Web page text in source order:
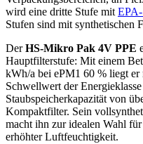
wird eine dritte Stufe mit
Stufen sind mit synthetischen
DerHS-Mikro Pak 4V PPE
Hauptfilterstufe: Mit einem
kWh/a bei ePM1 60 % liegt er
Schwellwert der
Staubspeicherkapazität von
Kompaktfilter. Sein
macht ihn zur idealen Wahl
erhöhter Luftfeuchtigkeit.